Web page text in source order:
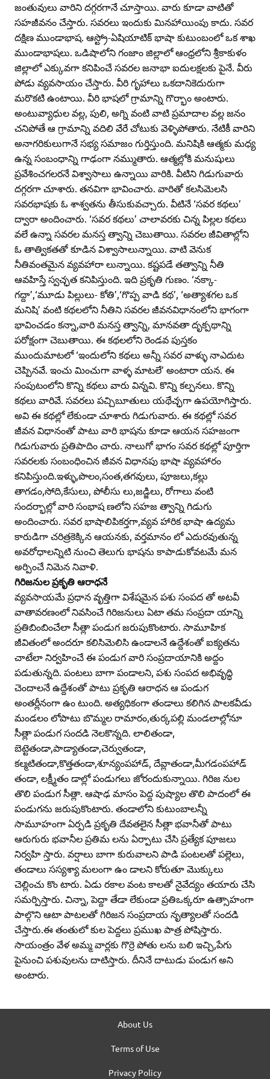
జంతువులు వారిని దగ్గరగానే చూస్తాయి. వారు కూడా వాటితో
సహజీవనం చేస్తారు. సవరలు ఇందుకు మినహాయింపు కాదు. సవర
దక్షిణ ముండాభాష. ఆస్ట్రో-ఏషియాటిక్‌ భాషా కుటుంబంలో ఒక శాఖ
ముండాభాషలు. ఒడిషాలోని గంజాం జిల్లాలో ఆంధ్రలోని శ్రీకాకుళం
జిల్లాలో ఎక్కువగా కనిపించే సవరల జనాభా ఐదులక్షలకు పైనే. వీరు
పోడు వ్యవసాయం చేస్తారు. వీరి గృహాలు ఒకదానికెదురుగా
మరొకటి ఉంటాయి. వీరి భాషలో గ్రామాన్ని గొర్భాం అంటారు.
అంటువ్యాధుల వల్ల, పులి, అగ్ని వంటి వాటి ప్రమాదాల వల్ల జనం
చనిపోతే ఆ గ్రామాన్ని వదిలి వేరే చోటుకు వెళ్ళిపోతారు. నేటికీ వారిని
అనాగరికులుగానే సభ్య సమాజం గుర్తిస్తుంది. మనిషికి ఆత్మకు మధ్య
ఉన్న సంబంధాన్ని గాఢంగా నమ్ముతారు. ఆత్మల్లోకి మనుషులు
ప్రవేశించగలరనే విశ్వాసాలు ఉన్నాయి వారికి. వీటిని గిడుగువారు
దగ్గరగా చూశారు. తనవిగా భావించారు. వారితో కలసిమెలసి
సవరభాషకు ఓ శాశ్వతను తీసుకువచ్చారు. వీటినే ‘సవర కథలు’
ద్వారా అందించారు. ‘సవర కథలు’ చాలావరకు చిన్న పిల్లల కథలు
వలే ఉన్నా సవరల మనస్త త్వాన్ని చెబుతాయి. సవరల జీవితాల్లోని
ఓ తాత్వికతతో కూడిన విశ్వాసాలున్నాయి. వాటి వెనుక
నీతివంతమైన వ్యవహారా లున్నాయి. కష్టపడే తత్వాన్ని నీతి
ఆవహిస్తే స్వచ్ఛత కనిపిస్తుంది. ఇది ప్రకృతి గుణం. ‘నక్కా-
గద్దా’,‘మూడు పిల్లులు- కోతి’,‘గొప్ప వాడి కథ’, ‘అత్యాశగల ఒక
మనిషి’ వంటి కథలలోని నీతిని సవరల జీవనవిధానంలోని భాగంగా
భావించడం కన్నా,వారి మనస్త త్వాన్ని, మానవతా దృక్పథాన్ని
పరోక్షంగా చెబుతాయి. ఈ కథలలోని రెండవ పుస్తకం
ముందుమాటలో ‘ఇందులోని కథలు అన్నీ సవర వాళ్ళు నాఎదుట
చెప్పినవే. ఇంచు మించుగా వాళ్ళ మాటలే’ అంటారా యన. ఈ
సంపుటంలోని కొన్ని కథలు వారు విన్నవి. కొన్ని కల్పనలు. కొన్ని
కథలు వారివే. సవరలు పచ్చిబూతులు యథేచ్ఛగా ఉపయోగిస్తారు.
అవి ఈ కథల్లో లేకుండా చూశారు గిడుగువారు. ఈ కథల్లో సవర
జీవన విధానంతో పాటు వారి భాషను కూడా ఆయన సహజంగా
గిడుగువారు ప్రతిపాదిం చారు. నాలుగో భాగం సవర కథల్లో పూర్తిగా
సవరలకు సంబంధించిన జీవన విధానపు భాషా వ్యవహారం
కనిపిస్తుంది.ఇళ్ళు,పొలం,సంత,తగవులు, పూజలు,కల్లు
తాగడం,సోది,కేసులు, పోలీసు లు,జడ్జిలు, రోగాలు వంటి
సందర్భాల్లో వారి సంభాష ణలోని సహజ త్వాన్ని గిడుగు
అందించారు. సవర భాషాలిపికర్తగా,వ్యవ హారిక భాషా ఉద్యమ
కారుడిగా చరిత్రకెక్కిన ఆయనకు, వర్తమానం లో ఎదురవుతున్న
అవరోధాలన్నిటి నుంచి తెలుగు భాషను కాపాడుకోవటమే మన
అర్పించే నిమెన నివాళి.
గిరిజనుల ప్రకృతి ఆరాధనే
వ్యవసాయమే ప్రధాన వృత్తిగా విశేషమైన పశు సంపద తో అటవీ
వాతావరణంలో నివసించే గిరిజనులు ఏటా తమ సంప్రదా యాన్ని
ప్రతిబింబించేలా సీత్లా పండుగ జరుపుకొంటారు. సామూహిక
జీవితంలో అందరూ కలిసిమెలిసి ఉండాలనే ఉద్దేశంతో ఐక్యతను
చాటేలా నిర్వహించే ఈ పండుగ వారి సంప్రదాయానికి అద్దం
పడుతున్నది. పంటలు బాగా పండాలని, పశు సంపద అభివృద్ధి
చెందాలనే ఉద్దేశంతో పాటు ప్రకృతి ఆరాధన ఆ పండుగ
అంతర్లీనంగా ఉం టుంది. అత్యధికంగా తండాలు కలిగిన పాలకవీడు
మండలం లోపాటు బొమ్మల రామారం,తుర్కపల్లి మండలాల్లోనూ
సీత్లా పండుగ సందడి నెలకొన్నది. లాలితండా,
బెట్టెతండా,పాడ్యాతండా,చెర్వుతండా,
కల్మటితండా,కొత్తతండా,శూన్యంపహాడ్‌, దేవ్లాతండా,మీగడంపహాడ్‌
తండా, లక్ష్మీతం డాల్లో పండుగలు జోరందుకున్నాయి. గిరిజ నుల
తొలి పండుగ సీత్లా. ఆషాఢ మాసం పెద్ద పుష్యాల తొలి పాదంలో ఈ
పండుగను జరుపుకొంటారు. తండాలోని కుటుంబాలన్నీ
సామూహంగా ఏర్పడి ప్రకృతి దేవతలైన సీత్లా భవానీతో పాటు
ఆరుగురు భవానీల ప్రతిమ లను ఏర్పాటు చేసి ప్రత్యేక పూజలు
నిర్వహి స్తారు. వర్షాలు బాగా కురువాలని పాడి పంటలతో పల్లెలు,
తండాలు సస్యశ్యా మలంగా ఉం డాలని కోరుతూ మొక్కులు
చెల్లించు కొం టారు. ఏడు రకాల వంట కాలతో నైవేద్యం తయారు చేసి
సమర్పిస్తారు. చిన్నా, పెద్దా తేడా లేకుండా ప్రతిఒక్కరూ ఉత్సాహంగా
పాల్గొని ఆటా పాటలతో గిరిజన సంప్రదాయ నృత్యాలతో సందడి
చేస్తారు.ఈ తంతులో కుల పెద్దలు ప్రముఖ పాత్ర పోషిస్తారు.
సాయంత్రం వేళ అమ్మ వార్లకు గొర్రె పోతు లను బలి ఇచ్చి,పేగు
పైనుంచి పశువులను దాటిస్తారు. దీనినే దాటుడు పండుగ అని
అంటారు.
About Us
Terms of Use
Privacy Policy